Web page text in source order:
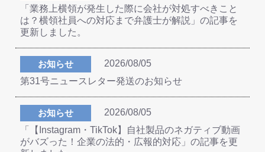
「業務上横領が発生した際に会社が対処すべきこと
は？横領社員への対応まで弁護士が解説」の記事を
更新しました。
お知らせ
2026/08/05
第31号ニュースレター発送のお知らせ
お知らせ
2026/08/05
「【Instagram・TikTok】自社製品のネガティブ動画
がバズった！企業の法的・広報的対応」の記事を更